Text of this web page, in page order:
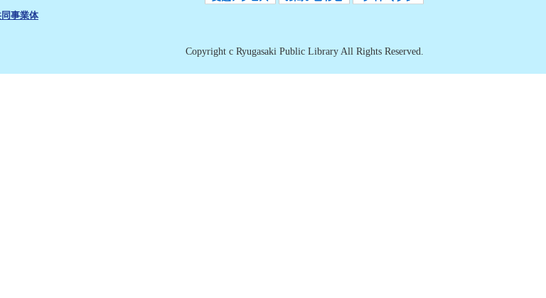
事業体
Copyright c Ryugasaki Public Library All Rights Reserved.